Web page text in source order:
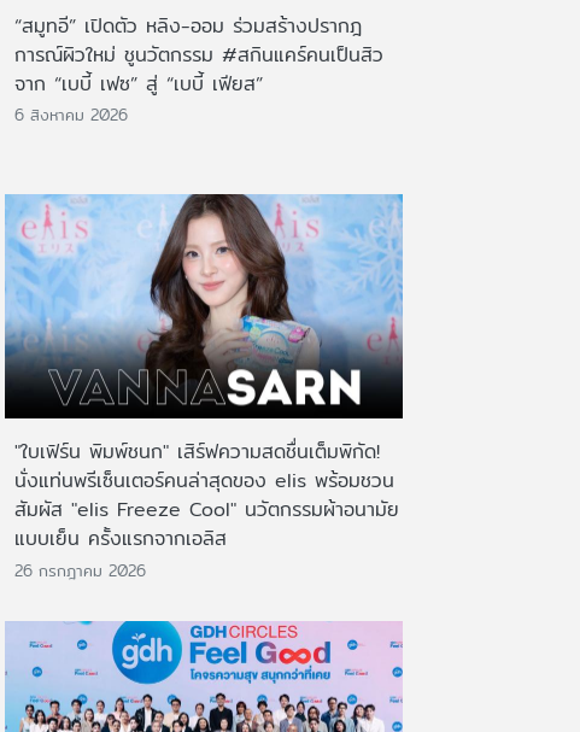
“สมูทอี” เปิดตัว หลิง-ออม ร่วมสร้างปรากฎ
การณ์ผิวใหม่ ชูนวัตกรรม #สกินแคร์คนเป็นสิว
จาก “เบบี้ เฟซ” สู่ “เบบี้ เฟียส”
6 สิงหาคม 2026
"ใบเฟิร์น พิมพ์ชนก" เสิร์ฟความสดชื่นเต็มพิกัด!
นั่งแท่นพรีเซ็นเตอร์คนล่าสุดของ elis พร้อมชวน
สัมผัส "elis Freeze Cool" นวัตกรรมผ้าอนามัย
แบบเย็น ครั้งแรกจากเอลิส
26 กรกฎาคม 2026